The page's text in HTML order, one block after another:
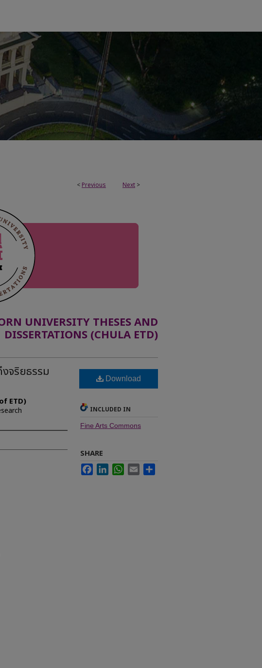
< Previous Next >
UNIVERSITY THESES AND
DISSERTATIONS (CHULA ETD)
จริยธรรม
ETD)
Download
INCLUDED IN
Fine Arts Commons
SHARE
FacebookLinkedInWhatsApp
Email